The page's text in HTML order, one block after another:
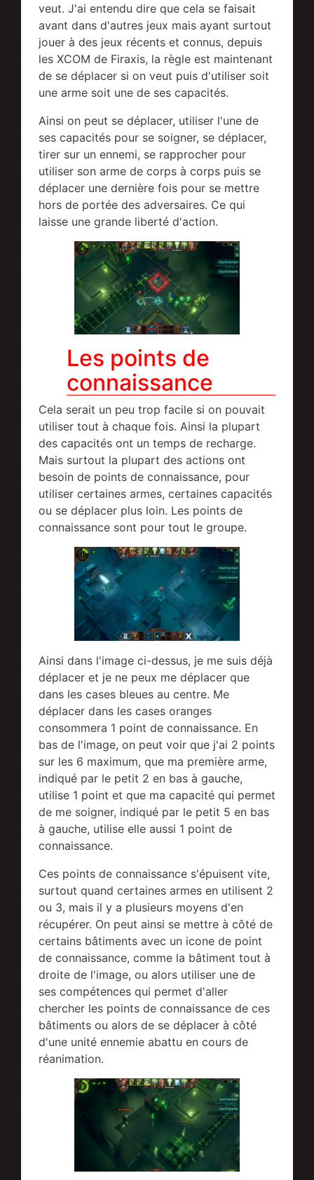
veut. J'ai entendu dire que cela se faisait
avant dans d'autres jeux mais ayant surtout
jouer à des jeux récents et connus, depuis
les XCOM de Firaxis, la règle est maintenant
de se déplacer si on veut puis d'utiliser soit
une arme soit une de ses capacités.
Ainsi on peut se déplacer, utiliser l'une de
ses capacités pour se soigner, se déplacer,
tirer sur un ennemi, se rapprocher pour
utiliser son arme de corps à corps puis se
déplacer une dernière fois pour se mettre
hors de portée des adversaires. Ce qui
laisse une grande liberté d'action.
Les points de
connaissance
Cela serait un peu trop facile si on pouvait
utiliser tout à chaque fois. Ainsi la plupart
des capacités ont un temps de recharge.
Mais surtout la plupart des actions ont
besoin de points de connaissance, pour
utiliser certaines armes, certaines capacités
ou se déplacer plus loin. Les points de
connaissance sont pour tout le groupe.
Ainsi dans l'image ci-dessus, je me suis déjà
déplacer et je ne peux me déplacer que
dans les cases bleues au centre. Me
déplacer dans les cases oranges
consommera 1 point de connaissance. En
bas de l'image, on peut voir que j'ai 2 points
sur les 6 maximum, que ma première arme,
indiqué par le petit 2 en bas à gauche,
utilise 1 point et que ma capacité qui permet
de me soigner, indiqué par le petit 5 en bas
à gauche, utilise elle aussi 1 point de
connaissance.
Ces points de connaissance s'épuisent vite,
surtout quand certaines armes en utilisent 2
ou 3, mais il y a plusieurs moyens d'en
récupérer. On peut ainsi se mettre à côté de
certains bâtiments avec un icone de point
de connaissance, comme la bâtiment tout à
droite de l'image, ou alors utiliser une de
ses compétences qui permet d'aller
chercher les points de connaissance de ces
bâtiments ou alors de se déplacer à côté
d'une unité ennemie abattu en cours de
réanimation.